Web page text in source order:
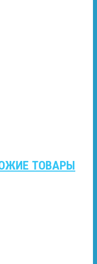
ТОВАРЫ